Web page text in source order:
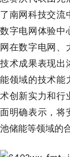
了南网科技交流
数字电网体验中
网在数字电网、
技术成果表现出
能领域的技术能
术创新实力和行
面明确表示，将
池储能等领域的